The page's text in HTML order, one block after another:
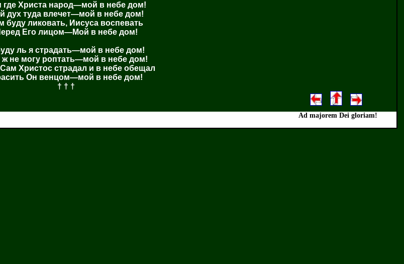
где Христа народ—мой в небе дом!
дух туда влечет—мой в небе дом!
буду ликовать, Иисуса воспевать
Его лицом—Мой в небе дом!
ль я страдать—мой в небе дом!
ж не могу роптать—мой в небе дом!
Христос страдал и в небе обещал
Он венцом—мой в небе дом!
† † †
Ad majorem Dei gloriam!